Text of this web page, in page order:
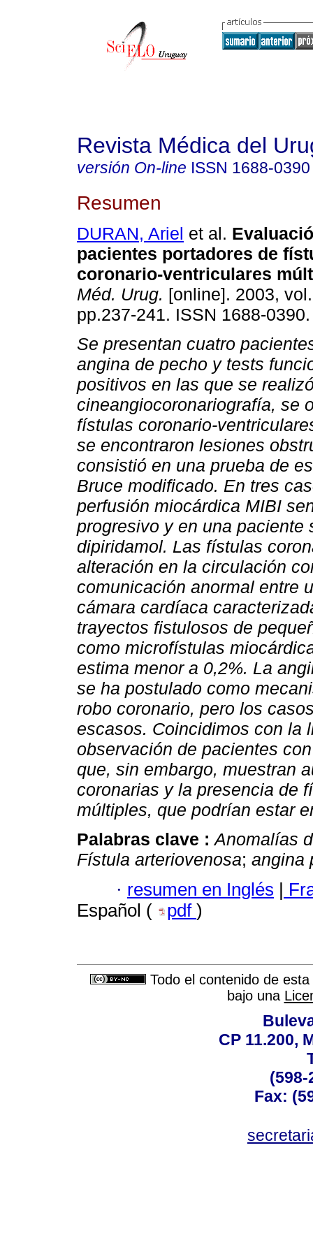
Revista Médica del
versión On-line ISSN 1688-0390
Resumen
DURAN, Ariel et al.
pacientes portadores de
coronario-ventriculares
Méd. Urug. [online]. 2003,
pp.237-241. ISSN 1688-0390.
Se presentan cuatro
angina de pecho y tests
positivos en las que se
cineangiocoronariografía, se
fístulas coronario-
se encontraron lesiones
consistió en una prueba de
Bruce modificado. En tres
perfusión miocárdica MIBI
progresivo y en una
dipiridamol. Las fístulas
alteración en la circulación
comunicación anormal entre
cámara cardíaca
trayectos fistulosos de
como microfístulas
estima menor a 0,2%. La
se ha postulado como
robo coronario, pero los
escasos. Coincidimos con la
observación de pacientes
que, sin embargo, muestran
coronarias y la presencia de
múltiples, que podrían estar
Palabras clave :Anomalías
Fístula arteriovenosa; angina
· resumen en Inglés |
Español (
pdf )
Todo el contenido de
bajo una
CP 11.200,
(598-
Fax: